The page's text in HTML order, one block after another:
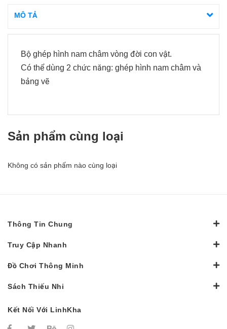
MÔ TẢ
Bộ ghép hình nam châm vòng đời con vật.
Có thể dùng 2 chức năng: ghép hình nam châm và
bảng vẽ
Sản phẩm cùng loại
Không có sản phẩm nào cùng loại
Thông Tin Chung
Truy Cập Nhanh
Đồ Chơi Thông Minh
Sách Thiếu Nhi
Kết Nối Với LinhKha